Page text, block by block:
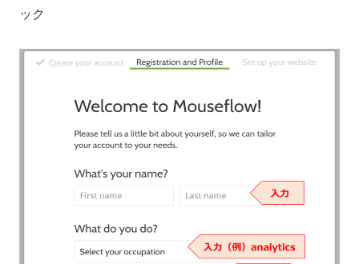
ック